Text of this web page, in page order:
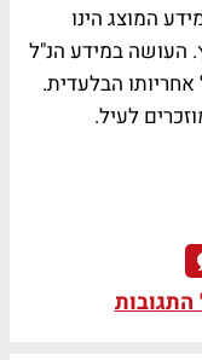
המוצג הינו
העושה במידע הנ"ל
הבלעדית.
לעיל.